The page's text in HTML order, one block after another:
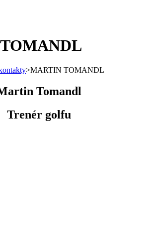
>MARTIN TOMANDL
Tomandl
Trenér golfu